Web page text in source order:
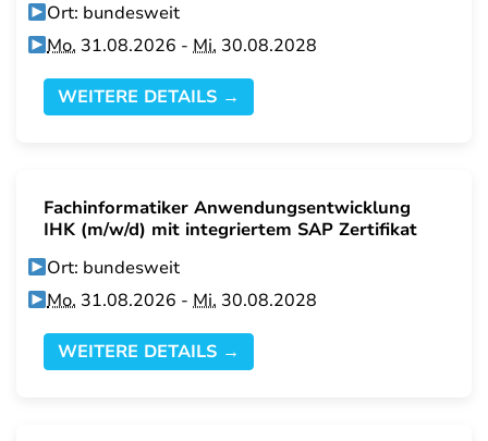
Ort: bundesweit
Mo. 31.08.2026 -Mi. 30.08.2028
WEITERE DETAILS →
Fachinformatiker Anwendungsentwicklung
IHK (m/w/d) mit integriertem SAP Zertifikat
Ort: bundesweit
Mo. 31.08.2026 -Mi. 30.08.2028
WEITERE DETAILS →